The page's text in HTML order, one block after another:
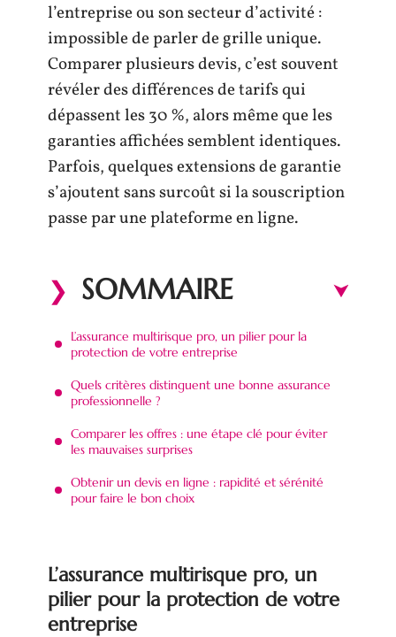
l’entreprise ou son secteur d’activité :
impossible de parler de grille unique.
Comparer plusieurs devis, c’est souvent
révéler des différences de tarifs qui
dépassent les 30 %, alors même que les
garanties affichées semblent identiques.
Parfois, quelques extensions de garantie
s’ajoutent sans surcoût si la souscription
passe par une plateforme en ligne.
SOMMAIRE
L’assurance multirisque pro, un pilier pour la
protection de votre entreprise
Quels critères distinguent une bonne assurance
professionnelle ?
Comparer les offres : une étape clé pour éviter
les mauvaises surprises
Obtenir un devis en ligne : rapidité et sérénité
pour faire le bon choix
L’assurance multirisque pro, un
pilier pour la protection de votre
entreprise